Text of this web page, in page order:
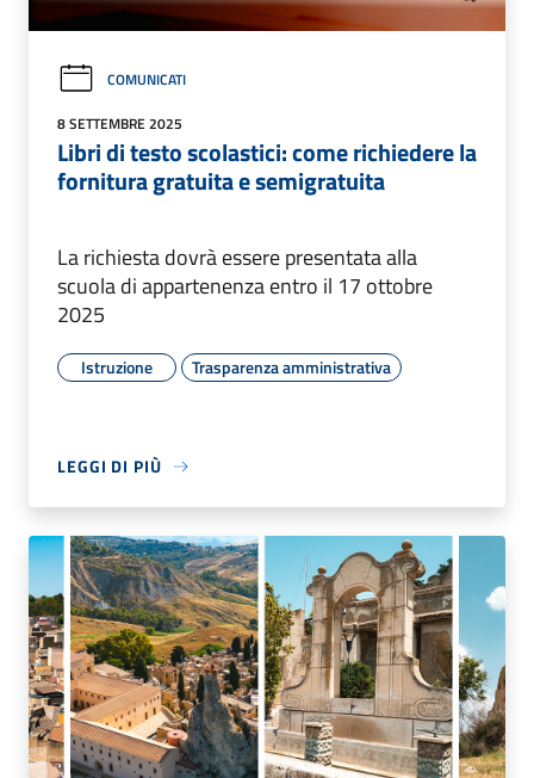
COMUNICATI
8 SETTEMBRE 2025
Libri di testo scolastici: come richiedere la
fornitura gratuita e semigratuita
La richiesta dovrà essere presentata alla
scuola di appartenenza entro il 17 ottobre
2025
Istruzione Trasparenza amministrativa
LEGGI DI PIÙ